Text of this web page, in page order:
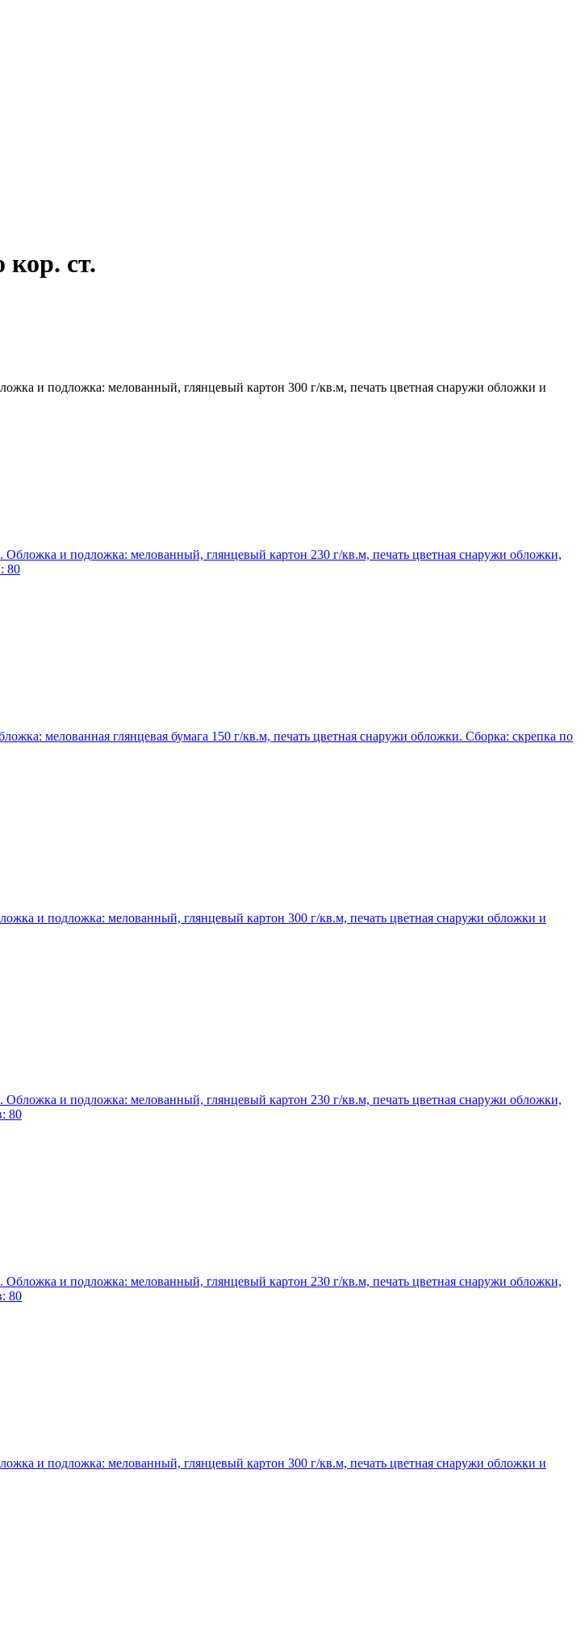
ст.
и подложка: мелованный, глянцевый картон 300 г/кв.м, печать цветная снаружи обложки и
и подложка: мелованный, глянцевый картон 230 г/кв.м, печать цветная снаружи обложки,
80
мелованная глянцевая бумага 150 г/кв.м, печать цветная снаружи обложки. Сборка: скрепка по
и подложка: мелованный, глянцевый картон 300 г/кв.м, печать цветная снаружи обложки и
и подложка: мелованный, глянцевый картон 230 г/кв.м, печать цветная снаружи обложки,
80
и подложка: мелованный, глянцевый картон 230 г/кв.м, печать цветная снаружи обложки,
80
и подложка: мелованный, глянцевый картон 300 г/кв.м, печать цветная снаружи обложки и